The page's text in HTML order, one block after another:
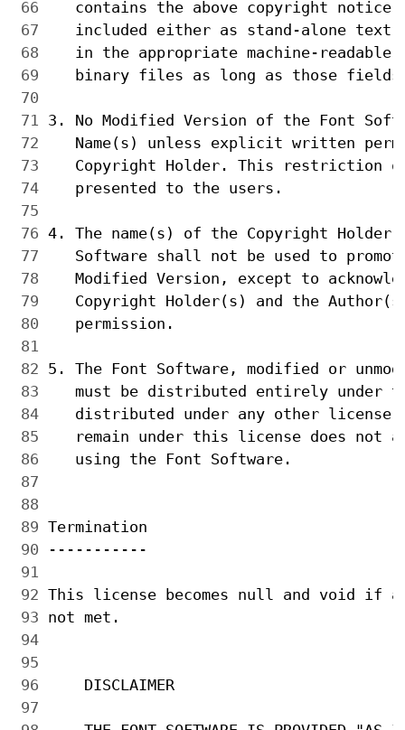
66
67
68
69
70
71
72
73
74
75
76
77
78
79
80
81
82
83
84
85
86
87
88
89
90
91
92
93
94
95
96
97